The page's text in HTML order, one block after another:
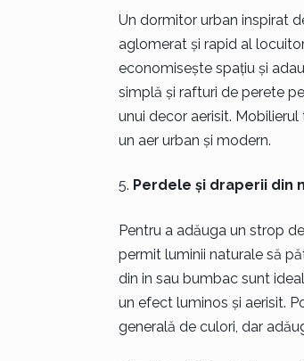
Un dormitor urban inspirat
aglomerat și rapid al
economisește spațiu și
simplă și rafturi de perete
unui decor aerisit.
un aer urban și modern.
Perdele și draperii din
Pentru a adăuga un strop
permit luminii naturale să
din in sau bumbac sunt
un efect luminos și aerisit.
generală de culori, dar